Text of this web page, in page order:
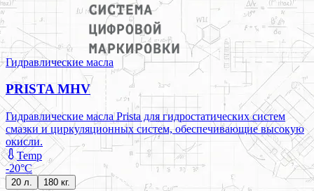
Гидравлические масла
PRISTA MHV
Гидравлические масла Prista для гидростатических систем
смазки и циркуляционных систем, обеспечивающие высокую
окисли.
Temp
-20°C
20 л. 180 кг.